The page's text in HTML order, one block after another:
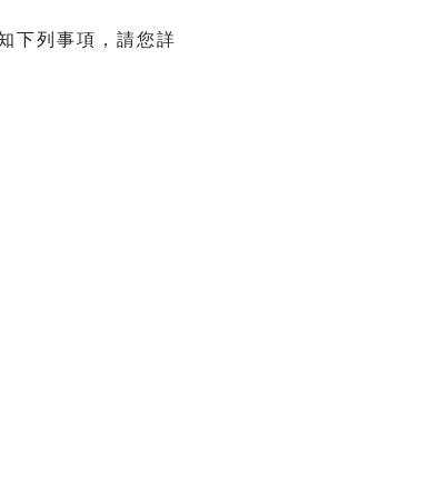
下列事項，請您詳